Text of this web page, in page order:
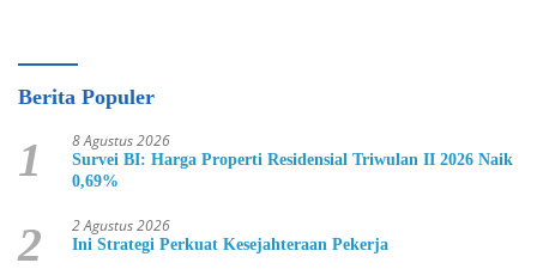
Berita Populer
1 8 Agustus 2026
Survei BI: Harga Properti Residensial Triwulan II 2026 Naik
0,69%
2 2 Agustus 2026
Ini Strategi Perkuat Kesejahteraan Pekerja